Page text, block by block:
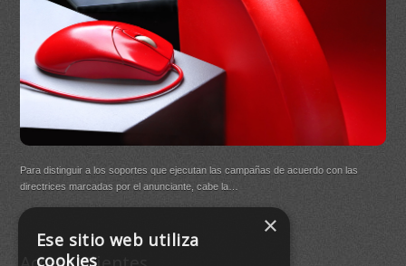
Para distinguir a los soportes que ejecutan las campañas de acuerdo con las
directrices marcadas por el anunciante, cabe la…
×
Ese sitio web utiliza
cookies